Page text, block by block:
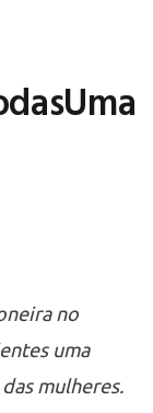
no
uma
mulheres.